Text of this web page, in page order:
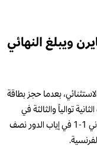
ويبلغ النهائي
بعدما حجز بطاقة
توالياً والثالثة في
تاريخه، إثر تعادله خارج أرضه مع بايرن ميونيخ الالماني 1-1 في إياب الدور نصف